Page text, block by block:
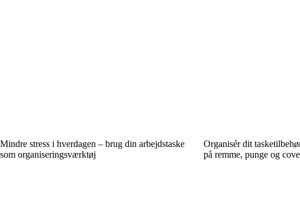
Mindre stress i hverdagen – brug din arbejdstaske
som organiseringsværktøj
Organisér dit
på remme, punge og